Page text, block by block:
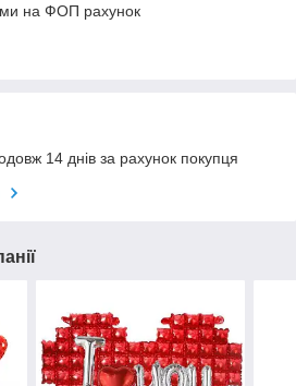
на ФОП рахунок
14 днів за рахунок покупця